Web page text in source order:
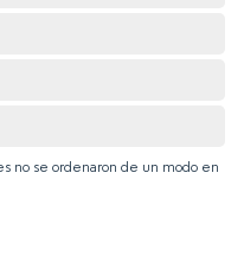
no se ordenaron de un modo en